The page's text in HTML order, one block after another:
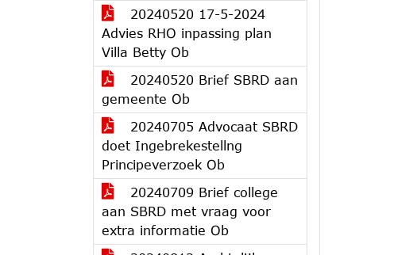
20240520 17-5-2024
Advies RHO inpassing plan
Villa Betty Ob
20240520 Brief SBRD aan
gemeente Ob
20240705 Advocaat SBRD
doet Ingebrekestellng
Principeverzoek Ob
20240709 Brief college
aan SBRD met vraag voor
extra informatie Ob